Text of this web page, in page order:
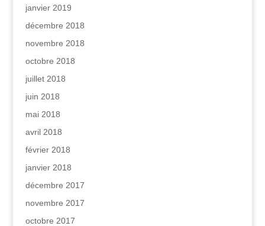
janvier 2019
décembre 2018
novembre 2018
octobre 2018
juillet 2018
juin 2018
mai 2018
avril 2018
février 2018
janvier 2018
décembre 2017
novembre 2017
octobre 2017